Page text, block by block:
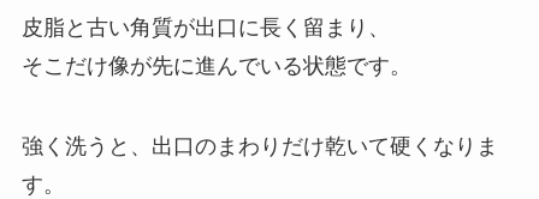
皮脂と古い角質が出口に長く留まり、
そこだけ像が先に進んでいる状態です。
強く洗うと、出口のまわりだけ乾いて硬くなりま
す。